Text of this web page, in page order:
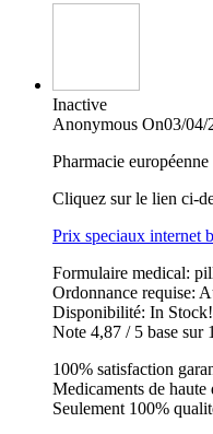
Inactive
Anonymous On03/04/
Pharmacie européenne
Cliquez sur le lien ci-
Prix speciaux internet
Formulaire medical:
Ordonnance requise:
Disponibilité: In Stock!
Note 4,87 / 5 base sur
100% satisfaction
Medicaments de haute
Seulement 100%